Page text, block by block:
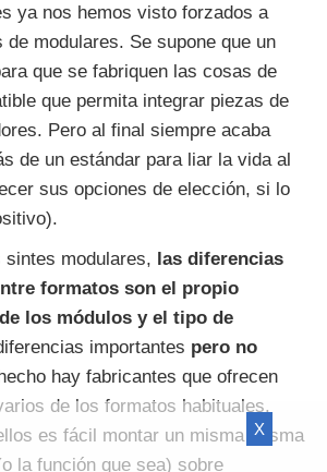
ya nos hemos visto forzados a
modulares. Se supone que un
que se fabriquen las cosas de
que permita integrar piezas de
Pero al final siempre acaba
de un estándar para liar la vida al
sus opciones de elección, si lo
modulares, las diferencias
formatos son el propio
los módulos y el tipo de
importantes pero no
hay fabricantes que ofrecen
de los formatos habituales.
es fácil montar un misma misma
la función que sea) sobre
X